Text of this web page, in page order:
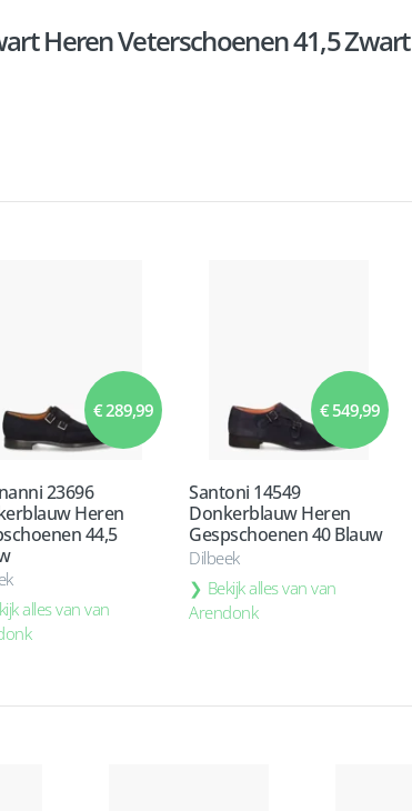
Heren Veterschoenen 41,5 Zwart
€ 289,99
23696
Heren
44,5
alles van van
€ 549,99
Santoni 14549
Donkerblauw Heren
Gespschoenen 40 Blauw
Dilbeek
Bekijk alles van van
Arendonk